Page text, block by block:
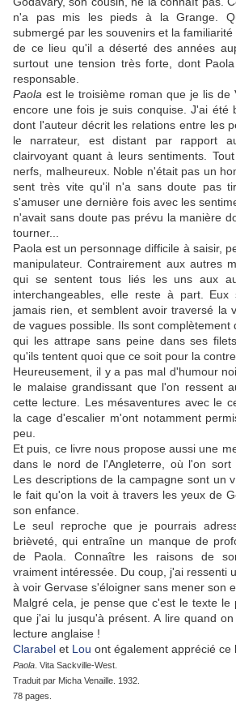
n'a pas mis les pieds à la Grange.
submergé par les souvenirs et la
de ce lieu qu'il a déserté des années
surtout une tension très forte, dont
responsable.
Paola est le troisième roman que je lis de
encore une fois je suis conquise. J'ai été
dont l'auteur décrit les relations entre les
le narrateur, est distant par rapport
clairvoyant quant à leurs sentiments.
nerfs, malheureux. Noble n'était pas un
sent très vite qu'il n'a sans doute pas
s'amuser une dernière fois avec les
n'avait sans doute pas prévu la manière
tourner...
Paola est un personnage difficile à saisir,
manipulateur. Contrairement aux autres
qui se sentent tous liés les uns aux
interchangeables, elle reste à part. Eux
jamais rien, et semblent avoir traversé la
de vagues possible. Ils sont complètement
qui les attrape sans peine dans ses
qu'ils tentent quoi que ce soit pour la
Heureusement, il y a pas mal d'humour
le malaise grandissant que l'on ressent
cette lecture. Les mésaventures avec le
la cage d'escalier m'ont notamment
peu.
Et puis, ce livre nous propose aussi une
dans le nord de l'Angleterre, où l'on sort
Les descriptions de la campagne sont un
le fait qu'on la voit à travers les yeux de
son enfance.
Le seul reproche que je pourrais
brièveté, qui entraîne un manque de
de Paola. Connaître les raisons de
vraiment intéressée. Du coup, j'ai ressenti
à voir Gervase s'éloigner sans mener son
Malgré cela, je pense que c'est le texte le
que j'ai lu jusqu'à présent. A lire quand
lecture anglaise !
Clarabel et Lou ont également apprécié ce
Paola . Vita Sackville-West.
Traduit par Micha Venaille. 1932.
78 pages.